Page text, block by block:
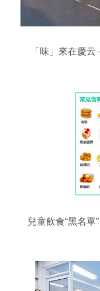
「味」來在慶
兒童飲食“黑名